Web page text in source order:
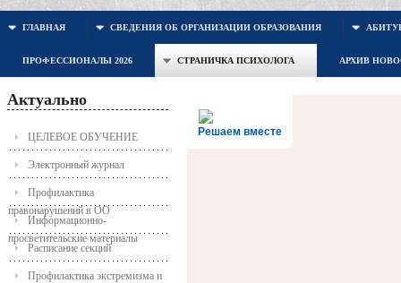
ГЛАВНАЯ СВЕДЕНИЯ ОБ ОРГАНИЗАЦИИ ОБРАЗОВАНИЯ
ПРОФЕССИОНАЛЫ 2026 СТРАНИЧКА ПСИХОЛОГА АРХИВ
Актуально
ЦЕЛЕВОЕ ОБУЧЕНИЕ
Электронный журнал
Профилактика
правонарушений в ОО
Информационно-
просветительские материалы
Расписание секций
Профилактика экстремизма и
Решаем вместе